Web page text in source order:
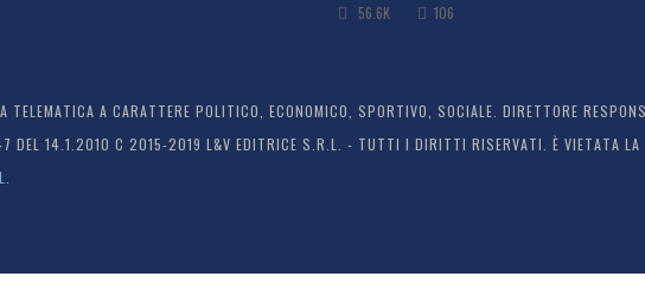
56.6K 106
TELEMATICA A CARATTERE POLITICO, ECONOMICO, SPORTIVO, SOCIALE. DIRETTORE
14.1.2010 C 2015-2019 L&V EDITRICE S.R.L. - TUTTI I DIRITTI RISERVATI. È VIETATA LA